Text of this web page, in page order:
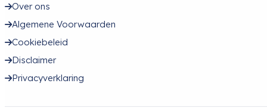
Over ons
Algemene Voorwaarden
Cookiebeleid
Disclaimer
Privacyverklaring